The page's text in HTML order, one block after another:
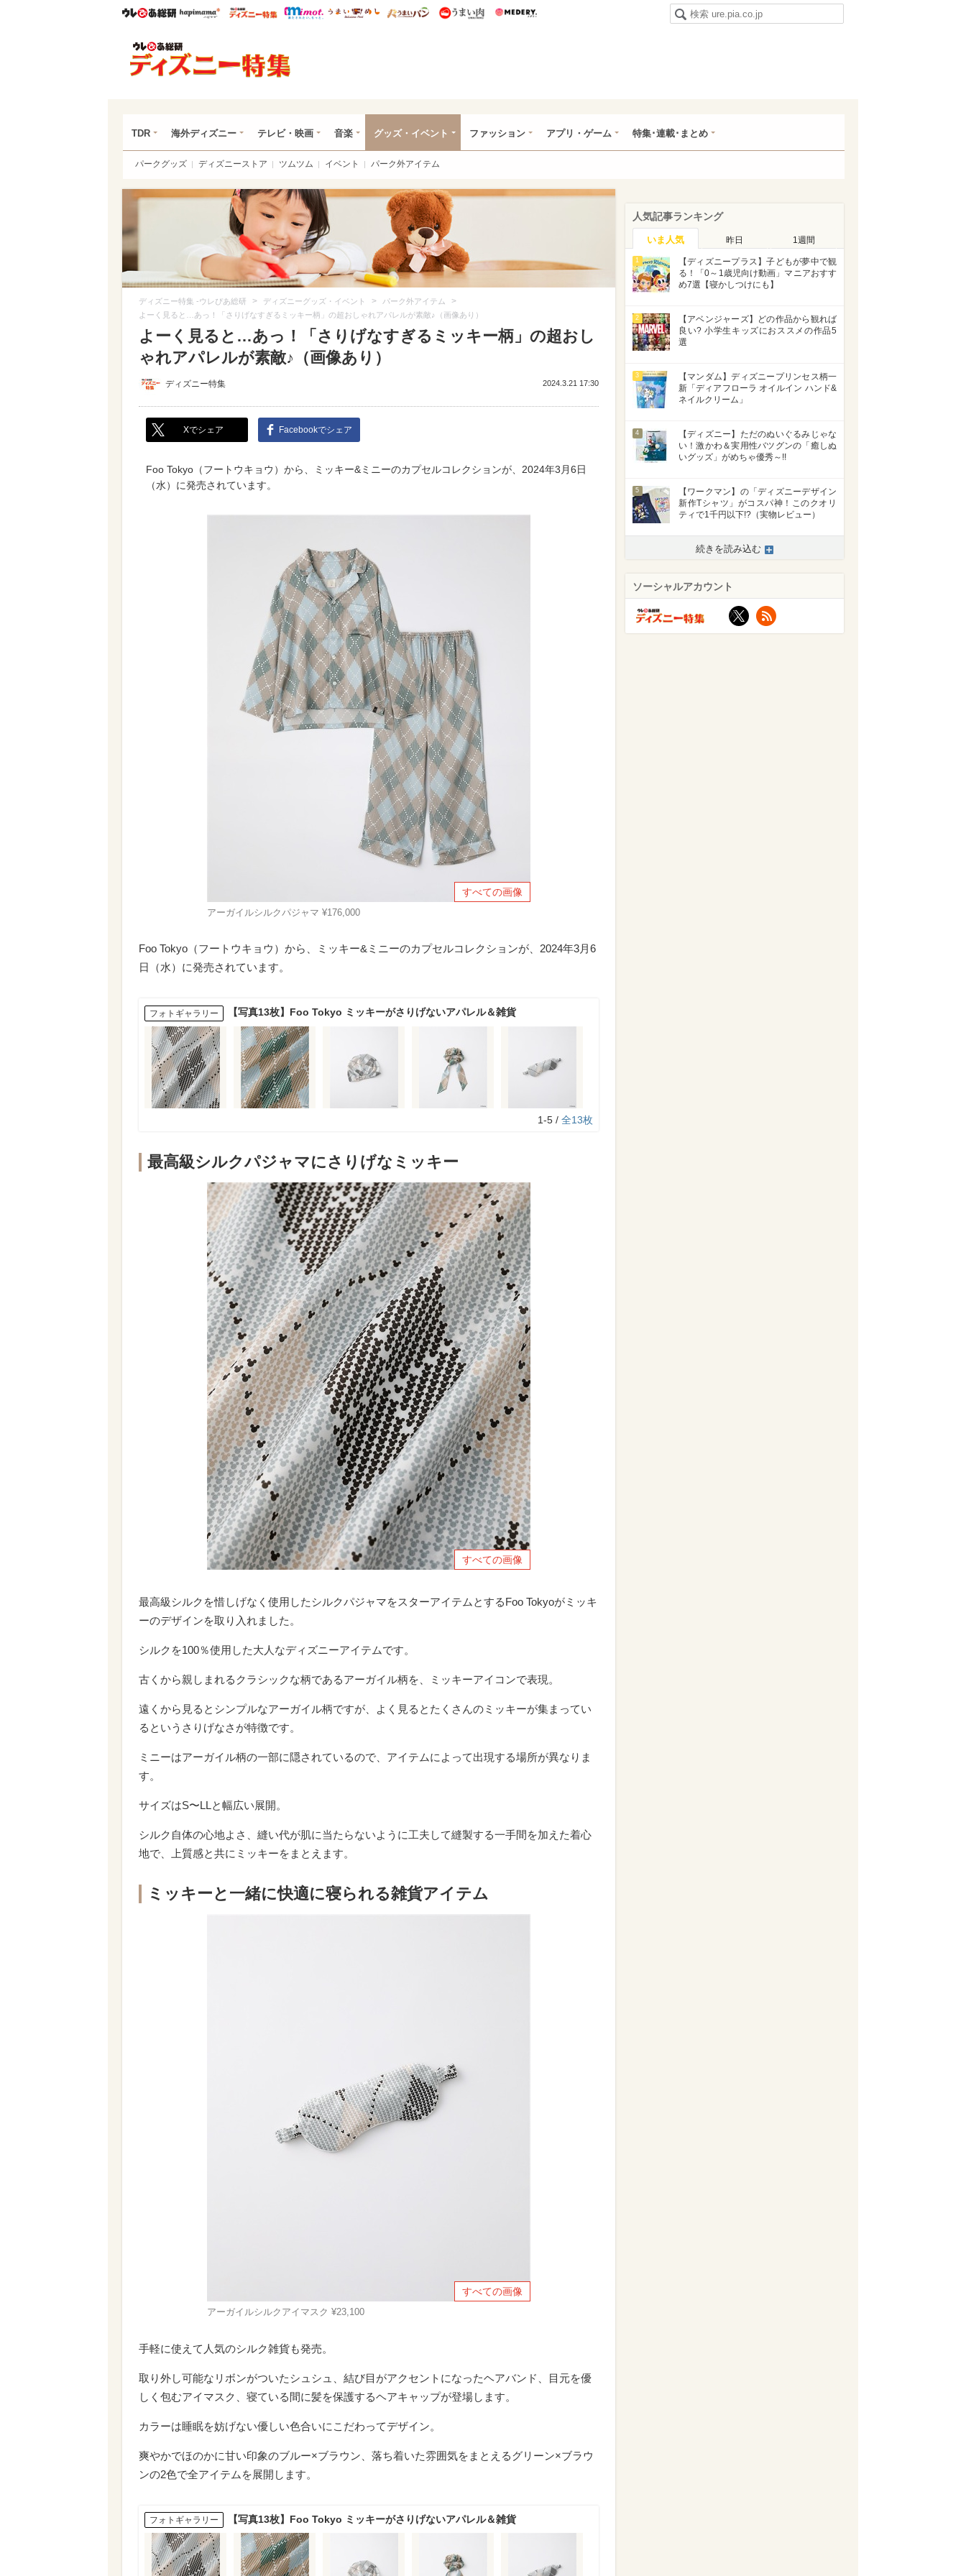
ウレぴあ総研ハピママ* ウレぴあ総研 ディズニー特集
mimot. うまいめし うまいパン うまい肉
TDR 海外ディズニー テレビ・映画 音楽 グッズ・イベント ファッション アプリ・ゲーム 特集･連載･まとめ
パークグッズ ディズニーストア ツムツム イベント パーク外アイテム
ディズニー特集 -ウレぴあ総研 > ディズニーグッズ・イベント > パーク外アイテム >
よーく見ると…あっ！「さりげなすぎるミッキー柄」の超おしゃれアパレルが素敵♪（画像あり）
よーく見ると…あっ！「さりげなすぎるミッキー柄」の超おし
ゃれアパレルが素敵♪（画像あり）
ディズニー特集 2024.3.21 17:30
Xでシェア Facebookでシェア
Foo Tokyo（フートウキョウ）から、ミッキー&ミニーのカプセルコレクションが、2024年3月6日
（水）に発売されています。
すべての画像
アーガイルシルクパジャマ ¥176,000
Foo Tokyo（フートウキョウ）から、ミッキー&ミニーのカプセルコレクションが、2024年3月6
日（水）に発売されています。
フォトギャラリー 【写真13枚】Foo Tokyo ミッキーがさりげないアパレル＆雑貨
1-5 / 全13枚
最高級シルクパジャマにさりげなミッキー
すべての画像
最高級シルクを惜しげなく使用したシルクパジャマをスターアイテムとするFoo Tokyoがミッキ
ーのデザインを取り入れました。
シルクを100％使用した大人なディズニーアイテムです。
古くから親しまれるクラシックな柄であるアーガイル柄を、ミッキーアイコンで表現。
遠くから見るとシンプルなアーガイル柄ですが、よく見るとたくさんのミッキーが集まってい
るというさりげなさが特徴です。
ミニーはアーガイル柄の一部に隠されているので、アイテムによって出現する場所が異なりま
す。
サイズはS〜LLと幅広い展開。
シルク自体の心地よさ、縫い代が肌に当たらないように工夫して縫製する一手間を加えた着心
地で、上質感と共にミッキーをまとえます。
ミッキーと一緒に快適に寝られる雑貨アイテム
すべての画像
アーガイルシルクアイマスク ¥23,100
手軽に使えて人気のシルク雑貨も発売。
取り外し可能なリボンがついたシュシュ、結び目がアクセントになったヘアバンド、目元を優
しく包むアイマスク、寝ている間に髪を保護するヘアキャップが登場します。
カラーは睡眠を妨げない優しい色合いにこだわってデザイン。
爽やかでほのかに甘い印象のブルー×ブラウン、落ち着いた雰囲気をまとえるグリーン×ブラウ
ンの2色で全アイテムを展開します。
フォトギャラリー 【写真13枚】Foo Tokyo ミッキーがさりげないアパレル＆雑貨
人気記事ランキング
いま人気 昨日 1週間
1
【ディズニープラス】子どもが夢中で観
る！「0～1歳児向け動画」マニアおすす
め7選【寝かしつけにも】
2
【アベンジャーズ】どの作品から観れば
良い? 小学生キッズにおススメの作品5
選
3
【マンダム】ディズニープリンセス柄一
新「ディアフローラ オイルイン ハンド&
ネイルクリーム」
4
【ディズニー】ただのぬいぐるみじゃな
い！激かわ＆実用性バツグンの「癒しぬ
いグッズ」がめちゃ優秀～!!
5
【ワークマン】の「ディズニーデザイン
新作Tシャツ」がコスパ神！このクオリ
ティで1千円以下!?（実物レビュー）
続きを読み込む
ソーシャルアカウント
X